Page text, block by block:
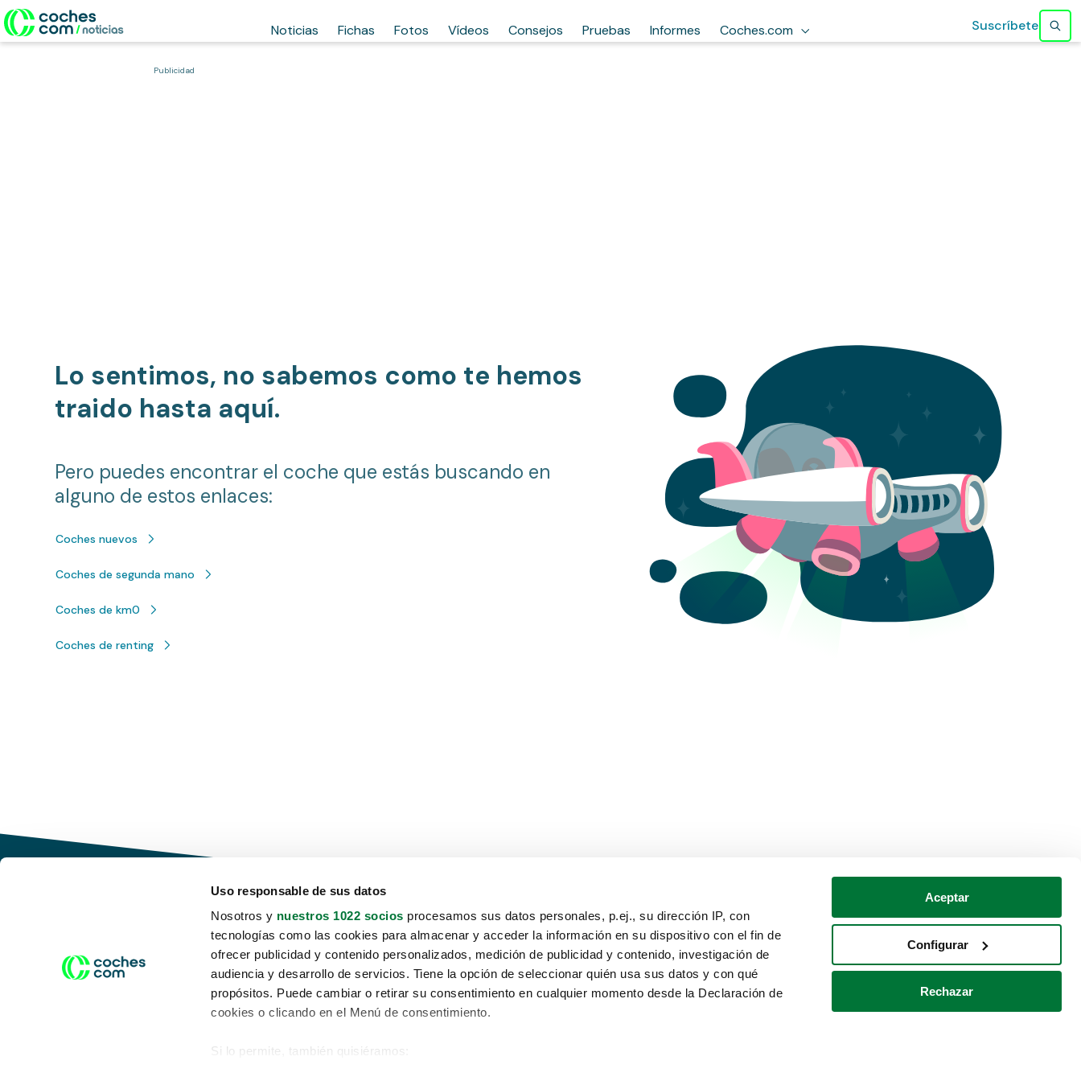
Uso responsable de sus datos
Nosotros y nuestros 1022 socios procesamos sus datos personales, p.ej., su dirección IP, con
tecnologías como las cookies para almacenar y acceder la información en su dispositivo con el fin de
ofrecer publicidad y contenido personalizados, medición de publicidad y contenido, investigación de
audiencia y desarrollo de servicios. Tiene la opción de seleccionar quién usa sus datos y con qué
propósitos. Puede cambiar o retirar su consentimiento en cualquier momento desde la Declaración de
cookies o clicando en el Menú de consentimiento.
Si lo permite, también quisiéramos:
Aceptar
Configurar
Rechazar
Noticias Fichas Fotos Vídeos Consejos Pruebas Informes Coches.com Suscríbete
Publicidad
Lo sentimos, no sabemos como te hemos
traido hasta aquí.
Pero puedes encontrar el coche que estás buscando en
alguno de estos enlaces:
Coches nuevos
Coches de segunda mano
Coches de km0
Coches de renting
Conduce tu futuro,
desata tu movilidad